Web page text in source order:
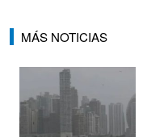
MÁS NOTICIAS